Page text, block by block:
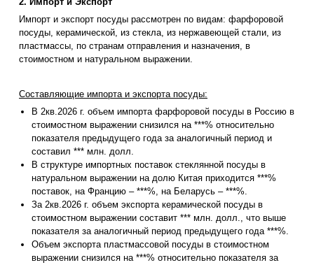
Импорт и экспорт посуды рассмотрен по видам: фарфоровой
посуды, керамической, из стекла, из нержавеющей стали, из
пластмассы, по странам отправления и назначения, в
стоимостном и натуральном выражении.
Составляющие импорта и экспорта посуды:
В 2кв.2026 г. объем импорта фарфоровой посуды в Россию в
стоимостном выражении снизился на ***% относительно
показателя предыдущего года за аналогичный период и
составил *** млн. долл.
В структуре импортных поставок стеклянной посуды в
натуральном выражении на долю Китая приходится ***%
поставок, на Францию – ***%, на Беларусь – ***%.
За 2кв.2026 г. объем экспорта керамической посуды в
стоимостном выражении составит *** млн. долл., что выше
показателя за аналогичный период предыдущего года ***%.
Объем экспорта пластмассовой посуды в стоимостном
выражении снизился на ***% относительно показателя за